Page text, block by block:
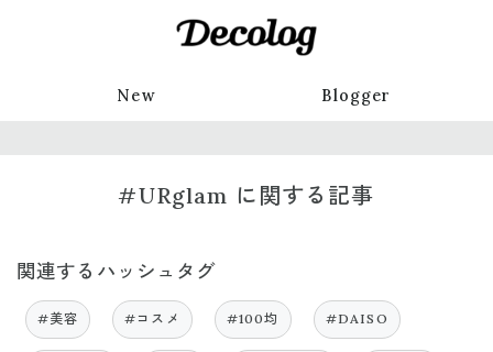
New Blogger
#URglam に関する記事
関連するハッシュタグ
#美容 #コスメ #100均 #DAISO